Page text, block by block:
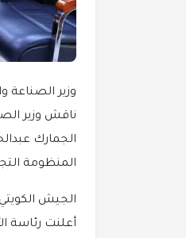
وزير الصناعة
ناقش وزير
الجمارك
المنظومة
الجيش
أعلنت رئاسة